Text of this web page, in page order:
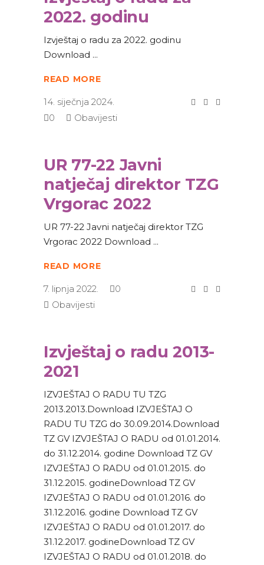
2022. godinu
Izvještaj o radu za 2022. godinu
Download
READ MORE
14. siječnja 2024.
0
Obavijesti
UR 77-22 Javni
natječaj direktor TZG
Vrgorac 2022
UR 77-22 Javni natječaj direktor TZG
Vrgorac 2022 Download
READ MORE
7. lipnja 2022.
0
Obavijesti
Izvještaj o radu 2013-
2021
IZVJEŠTAJ O RADU TU TZG
2013.2013.Download IZVJEŠTAJ O
RADU TU TZG do 30.09.2014.Download
TZ GV IZVJEŠTAJ O RADU od 01.01.2014.
do 31.12.2014. godine Download TZ GV
IZVJEŠTAJ O RADU od 01.01.2015. do
31.12.2015. godineDownload TZ GV
IZVJEŠTAJ O RADU od 01.01.2016. do
31.12.2016. godine Download TZ GV
IZVJEŠTAJ O RADU od 01.01.2017. do
31.12.2017. godineDownload TZ GV
IZVJEŠTAJ O RADU od 01.01.2018. do